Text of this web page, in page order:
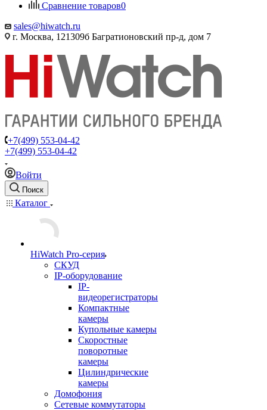
Сравнение товаров0
sales@hiwatch.ru
г. Москва, 121309б Багратионовский пр-д, дом 7
+7(499) 553-04-42
+7(499) 553-04-42
Войти
Поиск
Каталог
HiWatch Pro-серия
CКУД
IP-оборудование
IP-
видеорегистраторы
Компактные
камеры
Купольные камеры
Скоростные
поворотные
камеры
Цилиндрические
камеры
Домофония
Сетевые коммутаторы